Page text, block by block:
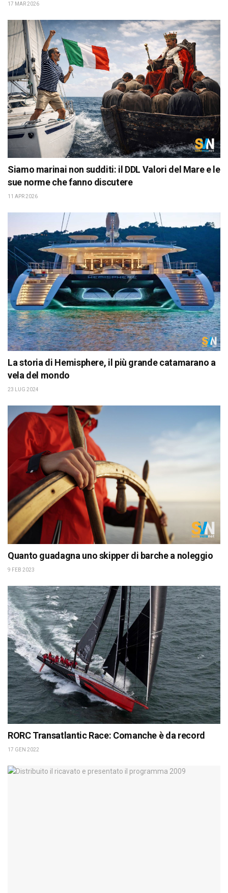
17 MAR 2026
Siamo marinai non sudditi: il DDL Valori del Mare e le
sue norme che fanno discutere
11 APR 2026
La storia di Hemisphere, il più grande catamarano a
vela del mondo
23 LUG 2024
Quanto guadagna uno skipper di barche a noleggio
9 FEB 2023
RORC Transatlantic Race: Comanche è da record
17 GEN 2022